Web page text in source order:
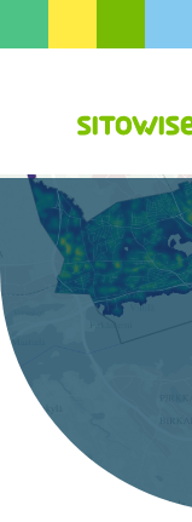
Kuva